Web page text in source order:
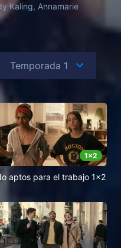
Kaling, Annamarie
1x2
aptos para el trabajo 1x2